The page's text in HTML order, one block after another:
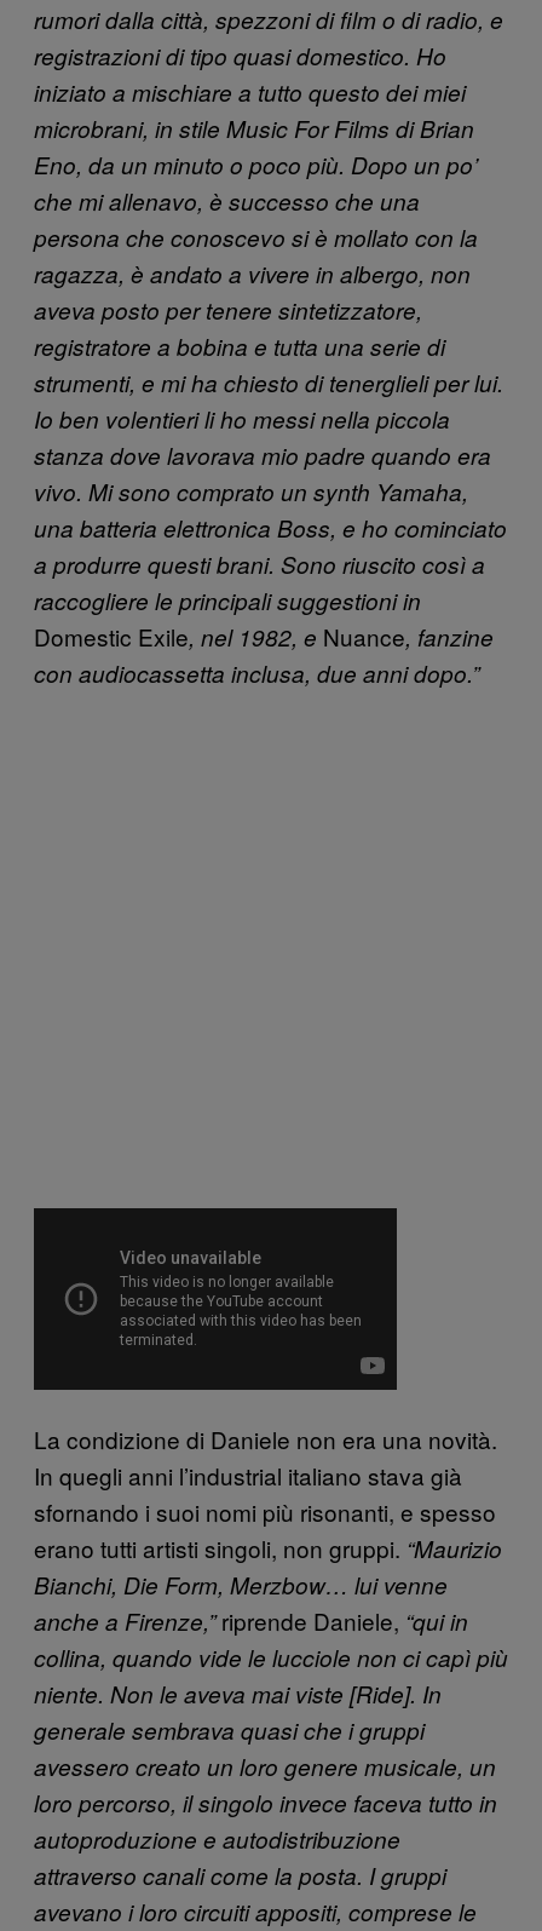
rumori dalla città, spezzoni di film o di radio, e
registrazioni di tipo quasi domestico. Ho
iniziato a mischiare a tutto questo dei miei
microbrani, in stile Music For Films di Brian
Eno, da un minuto o poco più. Dopo un po’
che mi allenavo, è successo che una
persona che conoscevo si è mollato con la
ragazza, è andato a vivere in albergo, non
aveva posto per tenere sintetizzatore,
registratore a bobina e tutta una serie di
strumenti, e mi ha chiesto di tenerglieli per lui.
Io ben volentieri li ho messi nella piccola
stanza dove lavorava mio padre quando era
vivo. Mi sono comprato un synth Yamaha,
una batteria elettronica Boss, e ho cominciato
a produrre questi brani. Sono riuscito così a
raccogliere le principali suggestioni in
Domestic Exile, nel 1982, e Nuance, fanzine
con audiocassetta inclusa, due anni dopo.”
La condizione di Daniele non era una novità.
In quegli anni l’industrial italiano stava già
sfornando i suoi nomi più risonanti, e spesso
erano tutti artisti singoli, non gruppi. “Maurizio
Bianchi, Die Form, Merzbow… lui venne
anche a Firenze,”riprende Daniele, “qui in
collina, quando vide le lucciole non ci capì più
niente. Non le aveva mai viste [Ride]. In
generale sembrava quasi che i gruppi
avessero creato un loro genere musicale, un
loro percorso, il singolo invece faceva tutto in
autoproduzione e autodistribuzione
attraverso canali come la posta. I gruppi
avevano i loro circuiti appositi, comprese le